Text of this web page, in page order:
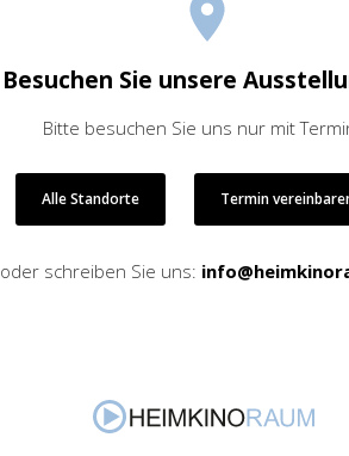
Besuchen Sie unsere
Bitte besuchen Sie uns nur mit
Alle Standorte Termin
oder schreiben Sie uns: